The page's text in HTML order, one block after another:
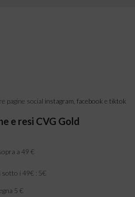
pagine social instagram facebook e tiktok
e resi CVG Gold
a 49 €
sotto i 49€ : 5€
5 €